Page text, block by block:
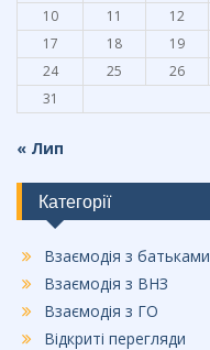
10 11 12
17
18 19
24
25 26
31
« Лип
Категорії
Взаємодія з батьками
Взаємодія з ВНЗ
Взаємодія з ГО
Відкриті перегляди